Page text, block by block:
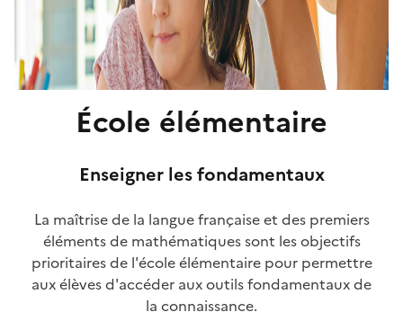
École élémentaire
Enseigner les fondamentaux
La maîtrise de la langue française et des premiers
éléments de mathématiques sont les objectifs
prioritaires de l'école élémentaire pour permettre
aux élèves d'accéder aux outils fondamentaux de
la connaissance.